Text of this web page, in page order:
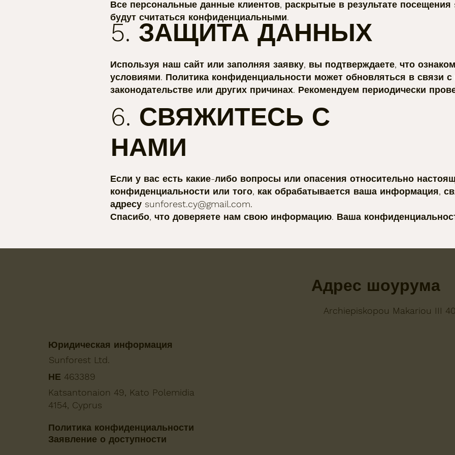
Все персональные данные клиентов, раскрытые в результате посещения
будут считаться конфиденциальными.
5. ЗАЩИТА ДАННЫХ
Используя наш сайт или заполняя заявку, вы подтверждаете, что
условиями. Политика конфиденциальности может обновляться в связи с
законодательстве или других причинах. Рекомендуем периодически
6. СВЯЖИТЕСЬ С
НАМИ
Если у вас есть какие-либо вопросы или опасения относительно
конфиденциальности или того, как обрабатывается ваша информация,
адресу sunforest.cy@gmail.com.
Спасибо, что доверяете нам свою информацию. Ваша
Sunforest Ltd.
ΗΕ 463389
Katsantonaion 49, Kato Polemidia
4154, Cyprus
Политика конфиденциальности
Заявление о доступности
Адрес шоурума
Юридическая информация
Archiepiskopou Makariou III